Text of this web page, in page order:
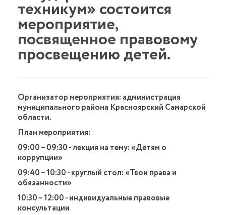
техникум» состоится
мероприятие,
посвященное правовому
просвещению детей.
Организатор мероприятия: администрация
муниципального района Красноярский Самарской
области.
План мероприятия:
09:00 – 09:30 - лекция на тему: «Детям о
коррупции»
09:40 – 10:30 - круглый стол: «Твои права и
обязанности»
10:30 – 12:00 - индивидуальные правовые
консультации